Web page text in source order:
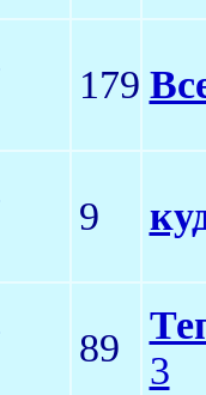
179
9
89
3